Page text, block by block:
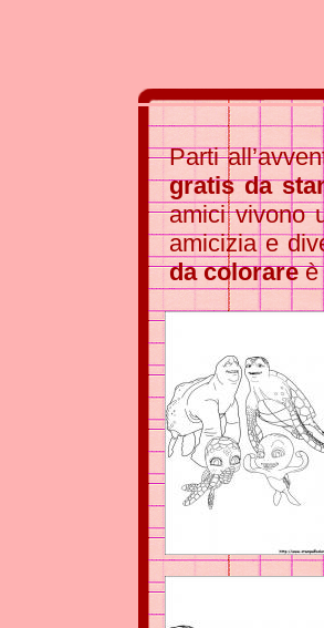
Parti
gratis da
amici vivono
amicizia e
da colorareè